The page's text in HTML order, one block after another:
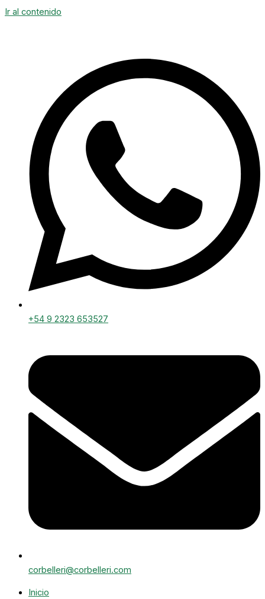
Ir al contenido
+54 9 2323 653527
corbelleri@corbelleri.com
Inicio